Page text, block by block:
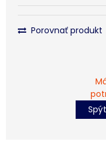
Porovnať produkt